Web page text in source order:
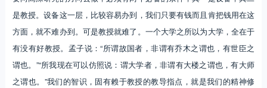
是教授。设备这一层，比较容易办到，我们只要有钱而且肯把钱用在这
方面，就不难办到。可是教授就难了。一个大学之所以为大学，全在于
有没有好教授。孟子说：“所谓故国者，非谓有乔木之谓也，有世臣之
谓也。”“所我现在可以仿照说：谓大学者，非谓有大楼之谓也，有大师
之谓也。”我们的智识，固有赖于教授的教导指点，就是我们的精神修